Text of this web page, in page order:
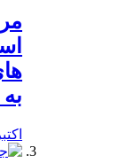
اکتبر 16,